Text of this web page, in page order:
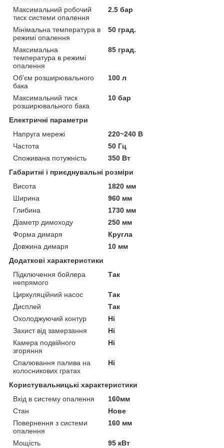
Максимальний робочий
тиск системи опалення
2.5 бар
Мінімальна температура в
режимі опалення
50 град.
Максимальна
температура в режимі
опалення
85 град.
Об'єм розширювального
бака
100 л
Максимальний тиск
розширювального бака
10 бар
Електричні параметри
Напруга мережі
220~240 В
Частота
50 Гц
Споживана потужність
350 Вт
Габаритні і приєднувальні розміри
Висота
1820 мм
Ширина
960 мм
Глибина
1730 мм
Діаметр димоходу
250 мм
Форма димаря
Кругла
Довжина димаря
10 мм
Додаткові характеристики
Підключення бойлера
непрямого
Так
Циркуляційний насос
Так
Дисплей
Так
Охолоджуючий контур
Ні
Захист від замерзання
Ні
Камера подвійного
згоряння
Ні
Спалювання палива на
колосникових гратах
Ні
Користувальницькі характеристики
Вхід в систему опалення
160мм
Стан
Нове
Повернення з системи
опалення
160 мм
Мощість 95 кВт